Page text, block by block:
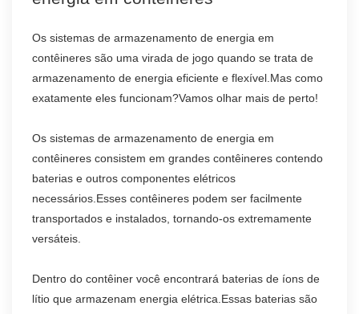
Os sistemas de armazenamento de energia em
contêineres são uma virada de jogo quando se trata de
armazenamento de energia eficiente e flexível.Mas como
exatamente eles funcionam?Vamos olhar mais de perto!
Os sistemas de armazenamento de energia em
contêineres consistem em grandes contêineres contendo
baterias e outros componentes elétricos
necessários.Esses contêineres podem ser facilmente
transportados e instalados, tornando-os extremamente
versáteis.
Dentro do contêiner você encontrará baterias de íons de
lítio que armazenam energia elétrica.Essas baterias são